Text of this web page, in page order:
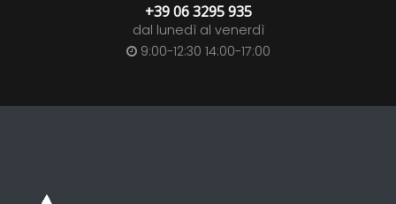
+39 06 3295 935
dal lunedì al venerdì
9:00-12:30 14:00-17:00